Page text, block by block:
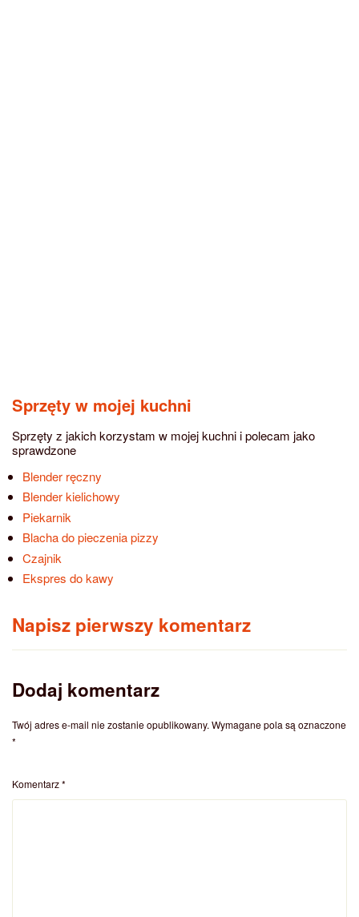
Sprzęty w mojej kuchni
Sprzęty z jakich korzystam w mojej kuchni i polecam jako
sprawdzone
Blender ręczny
Blender kielichowy
Piekarnik
Blacha do pieczenia pizzy
Czajnik
Ekspres do kawy
Napisz pierwszy komentarz
Dodaj komentarz
Twój adres e-mail nie zostanie opublikowany. Wymagane pola są oznaczone
*
Komentarz*